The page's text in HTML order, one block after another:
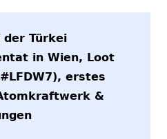
der Türkei
in Wien, Loot
erstes
&